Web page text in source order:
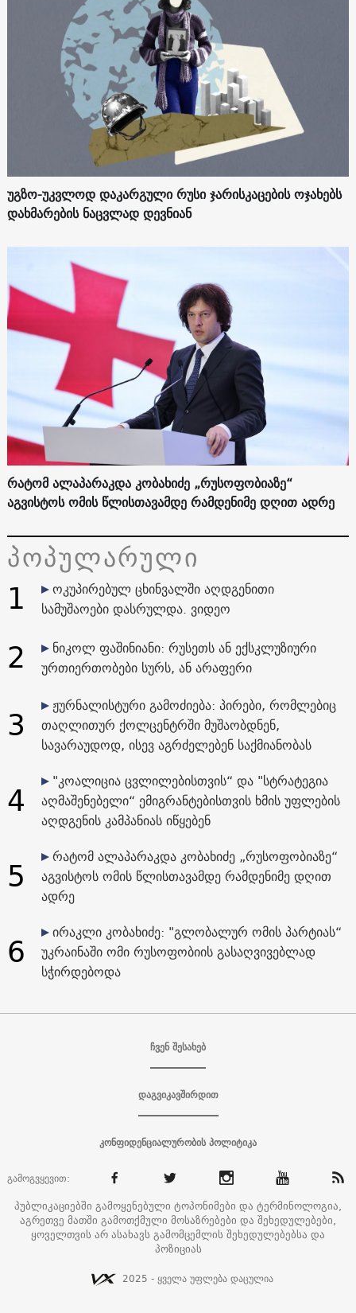
უგზო-უკვლოდ დაკარგული რუსი ჯარისკაცების ოჯახებს
დახმარების ნაცვლად დევნიან
რატომ ალაპარაკდა კობახიძე „რუსოფობიაზე“
აგვისტოს ომის წლისთავამდე რამდენიმე დღით ადრე
პოპულარული
1
ოკუპირებულ ცხინვალში აღდგენითი
სამუშაოები დასრულდა. ვიდეო
2
ნიკოლ ფაშინიანი: რუსეთს ან ექსკლუზიური
ურთიერთობები სურს, ან არაფერი
3
ჟურნალისტური გამოძიება: პირები, რომლებიც
თაღლითურ ქოლცენტრში მუშაობდნენ,
სავარაუდოდ, ისევ აგრძელებენ საქმიანობას
4
"კოალიცია ცვლილებისთვის“ და "სტრატეგია
აღმაშენებელი“ ემიგრანტებისთვის ხმის უფლების
აღდგენის კამპანიას იწყებენ
5
რატომ ალაპარაკდა კობახიძე „რუსოფობიაზე“
აგვისტოს ომის წლისთავამდე რამდენიმე დღით
ადრე
6
ირაკლი კობახიძე: "გლობალურ ომის პარტიას“
უკრაინაში ომი რუსოფობიის გასაღვივებლად
სჭირდებოდა
ჩვენ შესახებ
დაგვიკავშირდით
კონფიდენციალურობის პოლიტიკა
გამოგვყევით:
პუბლიკაციებში გამოყენებული ტოპონიმები და ტერმინოლოგია,
აგრეთვე მათში გამოთქმული მოსაზრებები და შეხედულებები,
ყოველთვის არ ასახავს გამომცემლის შეხედულებებსა და
პოზიციას
2025 - ყველა უფლება დაცულია